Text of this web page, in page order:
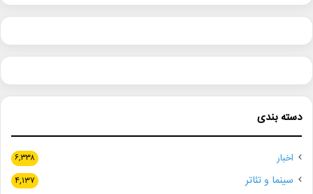
دسته بندی
اخبار ۶,۳۳۸
سینما و تئاتر ۴,۱۳۷